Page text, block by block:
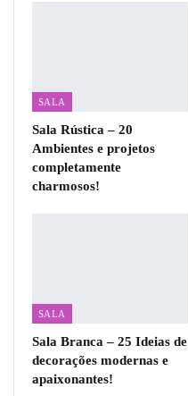
SALA
Sala Rústica – 20
Ambientes e projetos
completamente
charmosos!
SALA
Sala Branca – 25 Ideias de
decorações modernas e
apaixonantes!